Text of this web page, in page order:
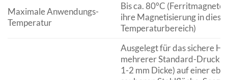
Maximale Anwendungs-
Temperatur
Bis ca. 80°C (Ferritmagnete
ihre Magnetisierung in
Temperaturbereich)
Ausgelegt für das sichere
mehrerer Standard-
1-2 mm Dicke) auf einer